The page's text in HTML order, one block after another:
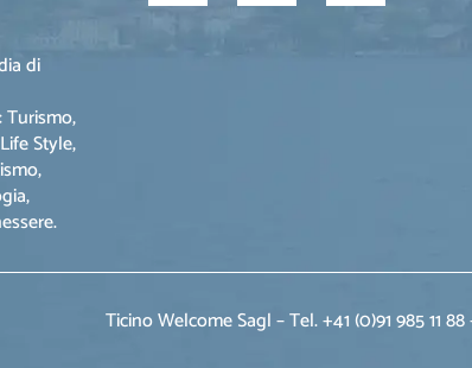
di
Turismo,
Style,
Ticino Welcome Sagl – Tel. +41 (0)91 985 11